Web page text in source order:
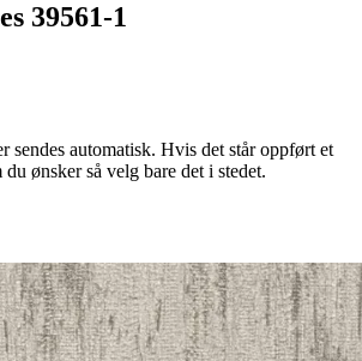
39561-1
sendes automatisk. Hvis det står oppført et
ønsker så velg bare det i stedet.